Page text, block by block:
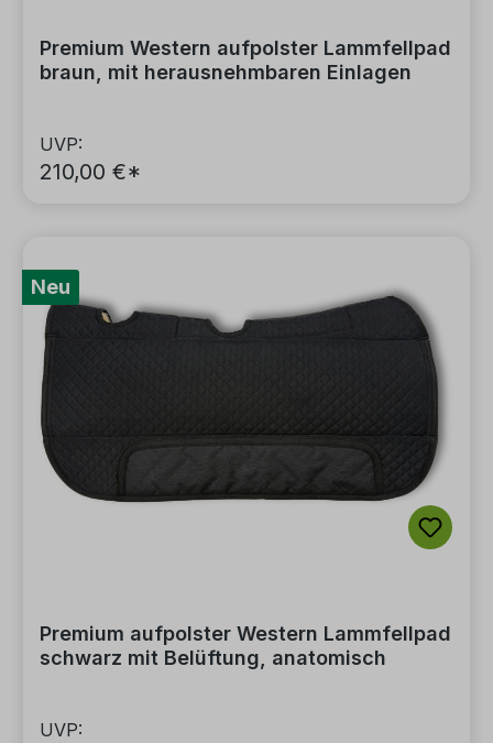
Premium Western aufpolster Lammfellpad
braun, mit herausnehmbaren Einlagen
UVP:
210,00 €*
Neu
Premium aufpolster Western Lammfellpad
schwarz mit Belüftung, anatomisch
UVP: